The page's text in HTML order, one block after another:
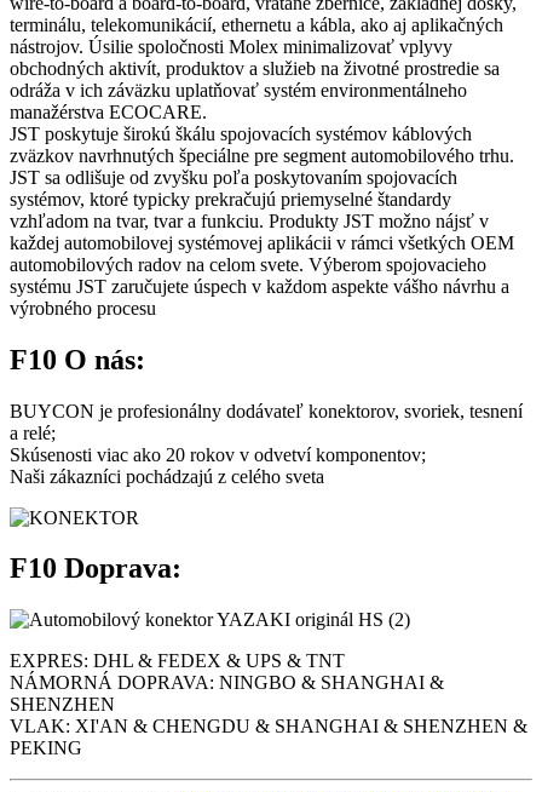
terminálu, telekomunikácií, ethernetu a kábla, ako aj aplikačných
nástrojov. Úsilie spoločnosti Molex minimalizovať vplyvy
obchodných aktivít, produktov a služieb na životné prostredie sa
odráža v ich záväzku uplatňovať systém environmentálneho
manažérstva ECOCARE.
JST poskytuje širokú škálu spojovacích systémov káblových
zväzkov navrhnutých špeciálne pre segment automobilového trhu.
JST sa odlišuje od zvyšku poľa poskytovaním spojovacích
systémov, ktoré typicky prekračujú priemyselné štandardy
vzhľadom na tvar, tvar a funkciu. Produkty JST možno nájsť v
každej automobilovej systémovej aplikácii v rámci všetkých OEM
automobilových radov na celom svete. Výberom spojovacieho
systému JST zaručujete úspech v každom aspekte vášho návrhu a
výrobného procesu
F10 O nás:
BUYCON je profesionálny dodávateľ konektorov, svoriek, tesnení
a relé;
Skúsenosti viac ako 20 rokov v odvetví komponentov;
Naši zákazníci pochádzajú z celého sveta
F10 Doprava:
EXPRES: DHL & FEDEX & UPS & TNT
NÁMORNÁ DOPRAVA: NINGBO & SHANGHAI &
SHENZHEN
VLAK: XI'AN & CHENGDU & SHANGHAI & SHENZHEN &
PEKING